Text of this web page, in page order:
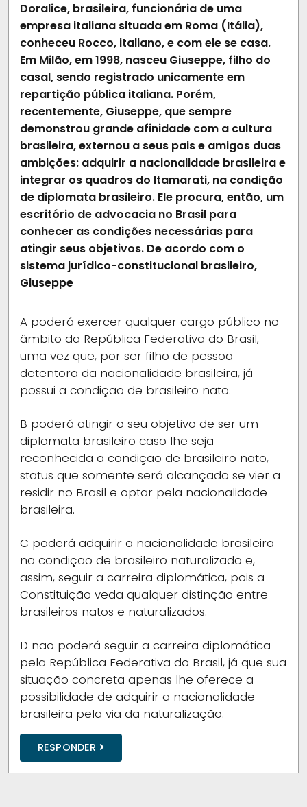
Doralice, brasileira, funcionária de uma
empresa italiana situada em Roma (Itália),
conheceu Rocco, italiano, e com ele se casa.
Em Milão, em 1998, nasceu Giuseppe, filho do
casal, sendo registrado unicamente em
repartição pública italiana. Porém,
recentemente, Giuseppe, que sempre
demonstrou grande afinidade com a cultura
brasileira, externou a seus pais e amigos duas
ambições: adquirir a nacionalidade brasileira e
integrar os quadros do Itamarati, na condição
de diplomata brasileiro. Ele procura, então, um
escritório de advocacia no Brasil para
conhecer as condições necessárias para
atingir seus objetivos. De acordo com o
sistema jurídico-constitucional brasileiro,
Giuseppe
A poderá exercer qualquer cargo público no
âmbito da República Federativa do Brasil,
uma vez que, por ser filho de pessoa
detentora da nacionalidade brasileira, já
possui a condição de brasileiro nato.
B poderá atingir o seu objetivo de ser um
diplomata brasileiro caso lhe seja
reconhecida a condição de brasileiro nato,
status que somente será alcançado se vier a
residir no Brasil e optar pela nacionalidade
brasileira.
C poderá adquirir a nacionalidade brasileira
na condição de brasileiro naturalizado e,
assim, seguir a carreira diplomática, pois a
Constituição veda qualquer distinção entre
brasileiros natos e naturalizados.
D não poderá seguir a carreira diplomática
pela República Federativa do Brasil, já que sua
situação concreta apenas lhe oferece a
possibilidade de adquirir a nacionalidade
brasileira pela via da naturalização.
RESPONDER